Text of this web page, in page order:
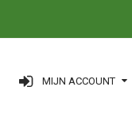
MIJN ACCOUNT